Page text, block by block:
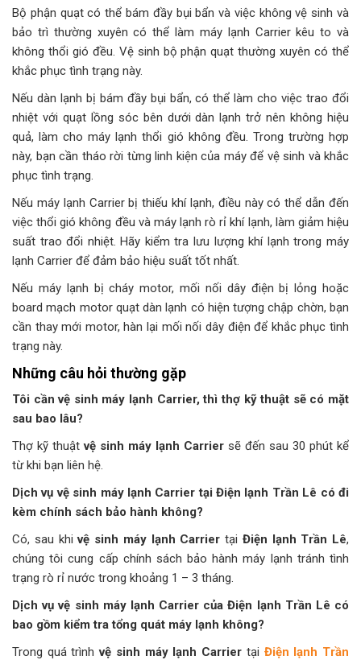
Bộ phận quạt có thể bám đầy bụi bẩn và việc không vệ sinh và
bảo trì thường xuyên có thể làm máy lạnh Carrier kêu to và
không thổi gió đều. Vệ sinh bộ phận quạt thường xuyên có thể
khắc phục tình trạng này.
Nếu dàn lạnh bị bám đầy bụi bẩn, có thể làm cho việc trao đổi
nhiệt với quạt lồng sóc bên dưới dàn lạnh trở nên không hiệu
quả, làm cho máy lạnh thổi gió không đều. Trong trường hợp
này, bạn cần tháo rời từng linh kiện của máy để vệ sinh và khắc
phục tình trạng.
Nếu máy lạnh Carrier bị thiếu khí lạnh, điều này có thể dẫn đến
việc thổi gió không đều và máy lạnh rò rỉ khí lạnh, làm giảm hiệu
suất trao đổi nhiệt. Hãy kiểm tra lưu lượng khí lạnh trong máy
lạnh Carrier để đảm bảo hiệu suất tốt nhất.
Nếu máy lạnh bị cháy motor, mối nối dây điện bị lỏng hoặc
board mạch motor quạt dàn lạnh có hiện tượng chập chờn, bạn
cần thay mới motor, hàn lại mối nối dây điện để khắc phục tình
trạng này.
Những câu hỏi thường gặp
Tôi cần vệ sinh máy lạnh Carrier, thì thợ kỹ thuật sẽ có mặt
sau bao lâu?
Thợ kỹ thuậtvệ sinh máy lạnh Carrier sẽ đến sau 30 phút kể
từ khi bạn liên hệ.
Dịch vụ vệ sinh máy lạnh Carrier tại Điện lạnh Trần Lê có đi
kèm chính sách bảo hành không?
Có, sau khivệ sinh máy lạnh Carrier tại Điện lạnh Trần Lê,
chúng tôi cung cấp chính sách bảo hành máy lạnh tránh tình
trạng rò rỉ nước trong khoảng 1 – 3 tháng.
Dịch vụ vệ sinh máy lạnh Carrier của Điện lạnh Trần Lê có
bao gồm kiểm tra tổng quát máy lạnh không?
Trong quá trìnhvệ sinh máy lạnh Carrier tại Điện lạnh Trần